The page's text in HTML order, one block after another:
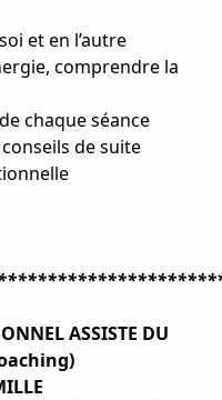
et en l’autre
comprendre la
chaque séance
de suite
ASSISTE DU